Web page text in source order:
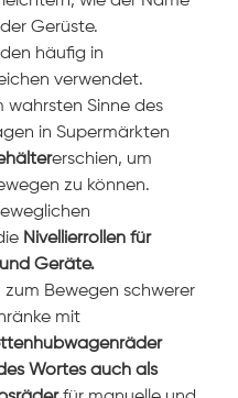
Gerüste.
häufig in
verwendet.
wahrsten Sinne des
in Supermärkten
erschien, um
zu können.
Nivellierrollen für
Geräte.
zum Bewegen schwerer
mit
Wortes auch als